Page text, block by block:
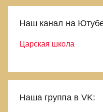
Наш канал на
Царская школа
Наша группа в VK: